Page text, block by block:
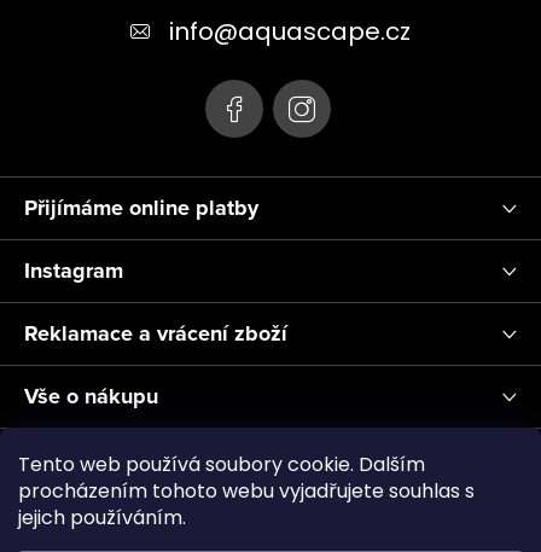
Tento web používá soubory cookie. Dalším
procházením tohoto webu vyjadřujete souhlas s
jejich používáním.
Přijímáme online platby
info@aquascape.cz
Instagram
Reklamace a vrácení zboží
Vše o nákupu
Informace pro Vás
Realizace a servis akvárií ↗